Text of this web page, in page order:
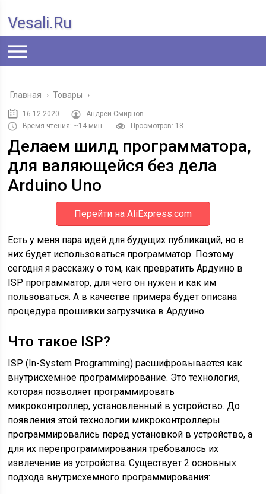
Vesali.ru
Главная › Товары ›
16.12.2020
Андрей Смирнов
Время чтения: ~14 мин.
Просмотров: 18
Делаем шилд программатора,
для валяющейся без дела
Arduino Uno
Перейти на AliExpress.com
Есть у меня пара идей для будущих публикаций, но в
них будет использоваться программатор. Поэтому
сегодня я расскажу о том, как превратить Ардуино в
ISP программатор, для чего он нужен и как им
пользоваться. А в качестве примера будет описана
процедура прошивки загрузчика в Ардуино.
Что такое ISP?
ISP (In-System Programming) расшифровывается как
внутрисхемное программирование. Это технология,
которая позволяет программировать
микроконтроллер, установленный в устройство. До
появления этой технологии микроконтроллеры
программировались перед установкой в устройство, а
для их перепрограммирования требовалось их
извлечение из устройства. Существует 2 основных
подхода внутрисхемного программирования: